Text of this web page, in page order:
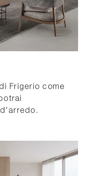
Frigerio come